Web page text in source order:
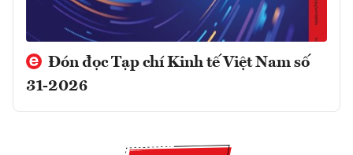
Đón đọc Tạp chí Kinh tế Việt Nam số
31-2026